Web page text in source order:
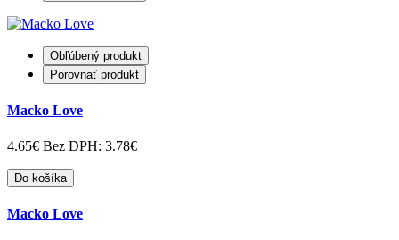
Obľúbený produkt
Porovnať produkt
Macko Love
4.65€ Bez DPH: 3.78€
Do košíka
Macko Love